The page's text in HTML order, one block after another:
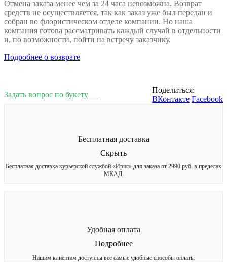
Отмена заказа менее чем за 24 часа невозможна. Возврат
средств не осуществляется, так как заказ уже был передан и
собран во флористическом отделе компании. Но наша
компания готова рассматривать каждый случай в отдельности
и, по возможности, пойти на встречу заказчику.
Подробнее о возврате
Задать вопрос по букету
Поделиться:
ВКонтакте Facebook
Бесплатная доставка
Скрыть
Бесплатная доставка курьерской службой «Ирис» для заказа от 2990 руб. в пределах
МКАД.
Удобная оплата
Подробнее
Нашим клиентам доступны все самые удобные способы оплаты